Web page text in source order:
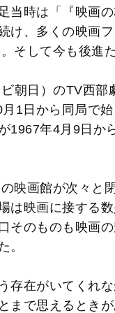
当時は「『映画
け、多くの映画
そして今も後進
朝日）のTV西部
1日から同局で
1967年4月9日か
映画館が次々と
は映画に接する
そのものも映画
。
存在がいてくれ
まで思えるとき